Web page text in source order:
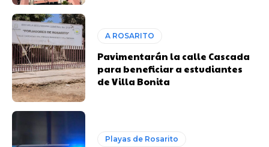
A ROSARITO
Pavimentarán la calle Cascada
para beneficiar a estudiantes
de Villa Bonita
Playas de Rosarito